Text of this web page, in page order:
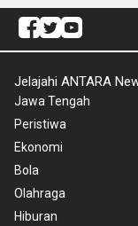
Jelajahi ANTARA
Jawa Tengah
Peristiwa
Ekonomi
Bola
Olahraga
Hiburan